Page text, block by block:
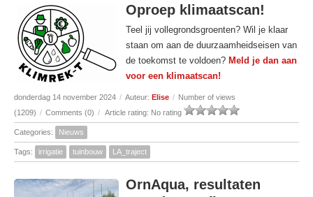
Oproep klimaatscan!
Teel jij vollegrondsgroenten? Wil je klaar
staan om aan de duurzaamheidseisen van
de toekomst te voldoen? Meld je dan aan
voor een klimaatscan!
donderdag 14 november 2024 / Auteur: Elise / Number of views
(1209) / Comments (0) / Article rating: No rating
Categories: Nieuws
Tags: irrigatie tuinbouw LA_traject
OrnAqua, resultaten